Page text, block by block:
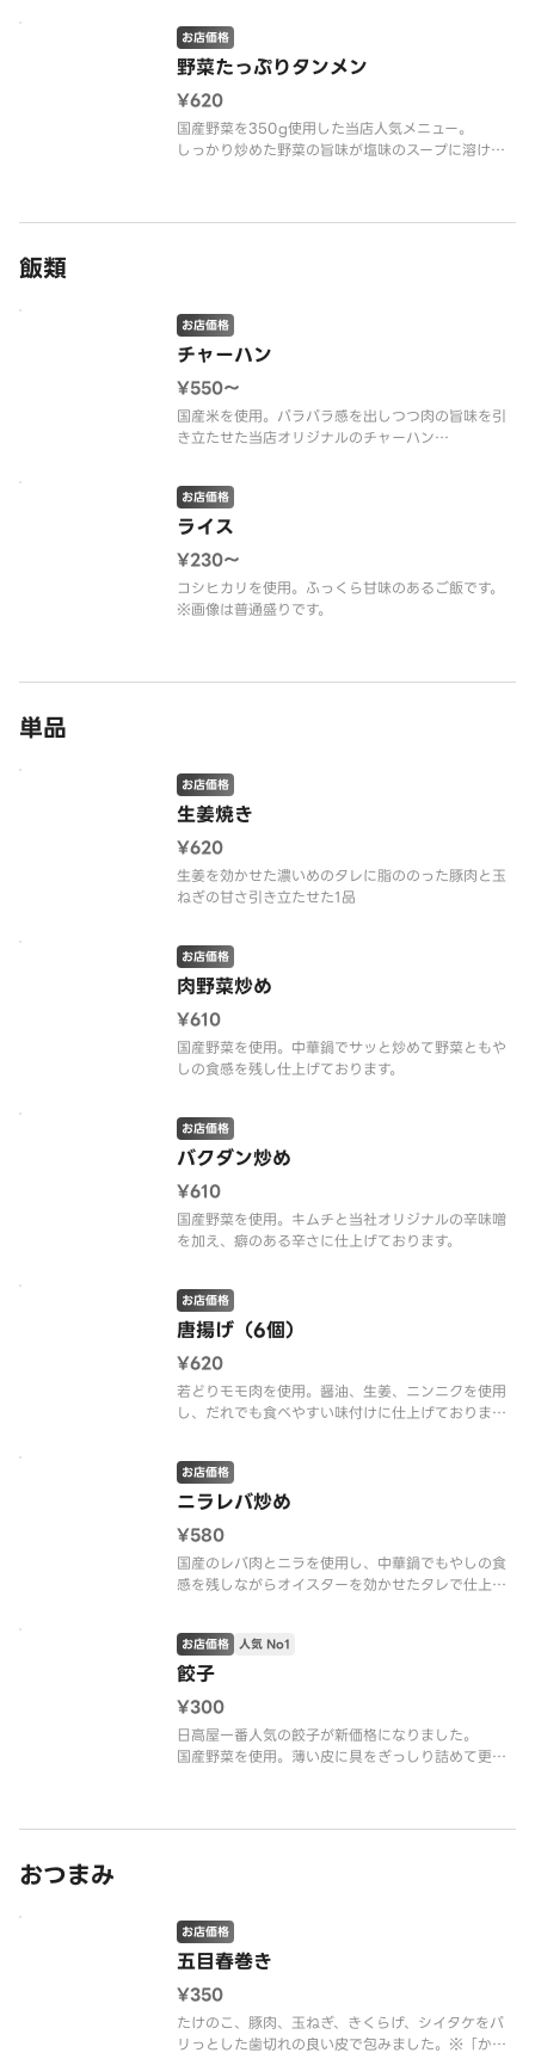
楽しみください。
野菜たっぷりタンメン
お店価格
¥620
国産野菜を350g使用した当店人気メニュー。
しっかり炒めた野菜の旨味が塩味のスープに溶け込
飯類
チャーハン
お店価格
¥550〜
国産米を使用。パラパラ感を出しつつ肉の旨味を引
き立たせた当店オリジナルのチャーハン
ライス
お店価格
¥230〜
コシヒカリを使用。ふっくら甘味のあるご飯です。
※画像は普通盛りです。
単品
生姜焼き
お店価格
¥620
生姜を効かせた濃いめのタレに脂ののった豚肉と玉
ねぎの甘さ引き立たせた1品
肉野菜炒め
お店価格
¥610
国産野菜を使用。中華鍋でサッと炒めて野菜ともや
しの食感を残し仕上げております。
バクダン炒め
お店価格
¥610
国産野菜を使用。キムチと当社オリジナルの辛味噌
を加え、癖のある辛さに仕上げております。
唐揚げ（6個）
お店価格
¥620
若どりモモ肉を使用。醤油、生姜、ニンニクを使用
し、だれでも食べやすい味付けに仕上げておりま
ニラレバ炒め
お店価格
¥580
国産のレバ肉とニラを使用し、中華鍋でもやしの食
感を残しながらオイスターを効かせたタレで仕上げ
餃子
お店価格 人気 No1
¥300
日高屋一番人気の餃子が新価格になりました。
国産野菜を使用。薄い皮に具をぎっしり詰めて更に
おつまみ
五目春巻き
お店価格
¥350
たけのこ、豚肉、玉ねぎ、きくらげ、シイタケをパ
リっとした歯切れの良い皮で包みました。※「から